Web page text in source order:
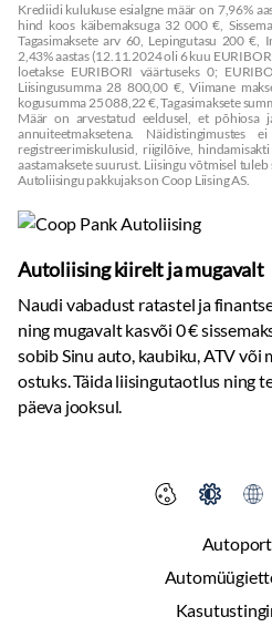
Krediidi kulukuse esialgne määr on 7,96%
hind koos käibemaksuga 32 000 €,
Tagasimaksete arv 60, Lepingutasu 200 €,
2,43% aastas (12.11.2024 oli 6 kuu
loetakse EURIBORI väärtuseks 0;
Liisingusumma 28 800,00 €, Viimane
kogusumma 25 088,22 €, Tagasimaksete
Määr on arvestatud eeldusel, et põhiosa
annuiteetmaksetena.
registreerimiskulusid, riigilõive,
aastamaksete suurust. Liisingu võtmisel
Autoliisingu pakkujaks on Coop Liising AS.
Autoliising kiirelt ja mugavalt
Naudi vabadust ratastel ja
ning mugavalt kasvõi 0 €
sobib Sinu auto, kaubiku, ATV
ostuks. Täida liisingutaotlus ning
päeva jooksul.